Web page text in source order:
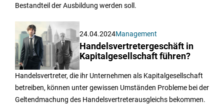
Bestandteil der Ausbildung werden soll.
24.04.2024Management
Handelsvertretergeschäft in
Kapitalgesellschaft führen?
Handelsvertreter, die ihr Unternehmen als Kapitalgesellschaft
betreiben, können unter gewissen Umständen Probleme bei der
Geltendmachung des Handelsvertreterausgleichs bekommen.